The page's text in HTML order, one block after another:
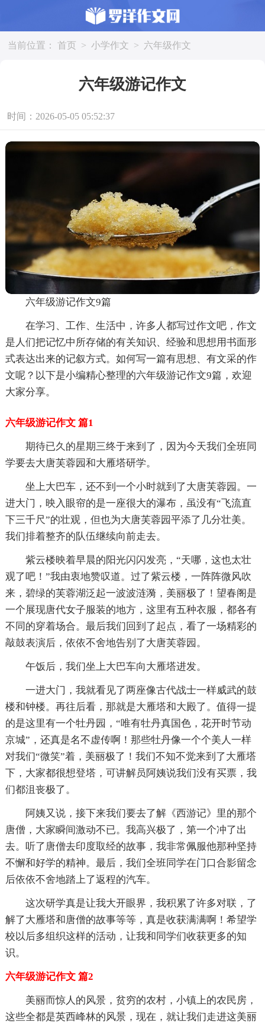
当前位置： 首页 > 小学作文 > 六年级作文
六年级游记作文
时间：2026-05-05 05:52:37
六年级游记作文9篇
在学习、工作、生活中，许多人都写过作文吧，作文
是人们把记忆中所存储的有关知识、经验和思想用书面形
式表达出来的记叙方式。如何写一篇有思想、有文采的作
文呢？以下是小编精心整理的六年级游记作文9篇，欢迎
大家分享。
六年级游记作文 篇1
期待已久的星期三终于来到了，因为今天我们全班同
学要去大唐芙蓉园和大雁塔研学。
坐上大巴车，还不到一个小时就到了大唐芙蓉园。一
进大门，映入眼帘的是一座很大的瀑布，虽没有“飞流直
下三千尺”的壮观，但也为大唐芙蓉园平添了几分壮美。
我们排着整齐的队伍继续向前走去。
紫云楼映着早晨的阳光闪闪发亮，“天哪，这也太壮
观了吧！”我由衷地赞叹道。过了紫云楼，一阵阵微风吹
来，碧绿的芙蓉湖泛起一波波涟漪，美丽极了！望春阁是
一个展现唐代女子服装的地方，这里有五种衣服，都各有
不同的穿着场合。最后我们回到了起点，看了一场精彩的
敲鼓表演后，依依不舍地告别了大唐芙蓉园。
午饭后，我们坐上大巴车向大雁塔进发。
一进大门，我就看见了两座像古代战士一样威武的鼓
楼和钟楼。再往后看，那就是大雁塔和大殿了。值得一提
的是这里有一个牡丹园，“唯有牡丹真国色，花开时节动
京城”，还真是名不虚传啊！那些牡丹像一个个美人一样
对我们“微笑”着，美丽极了！我们不知不觉来到了大雁塔
下，大家都很想登塔，可讲解员阿姨说我们没有买票，我
们都沮丧极了。
阿姨又说，接下来我们要去了解《西游记》里的那个
唐僧，大家瞬间激动不已。我高兴极了，第一个冲了出
去。听了唐僧去印度取经的故事，我非常佩服他那种坚持
不懈和好学的精神。最后，我们全班同学在门口合影留念
后依依不舍地踏上了返程的汽车。
这次研学真是让我大开眼界，我积累了许多对联，了
解了大雁塔和唐僧的故事等等，真是收获满满啊！希望学
校以后多组织这样的活动，让我和同学们收获更多的知
识。
六年级游记作文 篇2
美丽而惊人的风景，贫穷的农村，小镇上的农民房，
这些全都是英西峰林的风景，现在，就让我们走进这美丽